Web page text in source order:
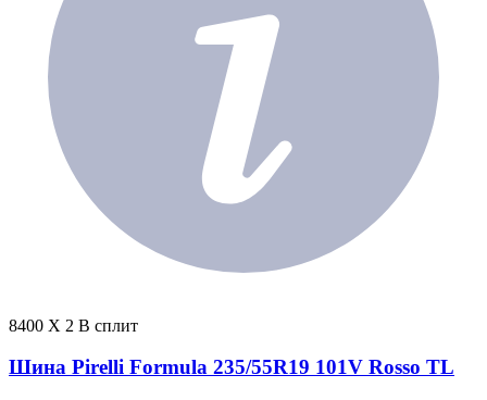
8400 X 2 В сплит
Шина Pirelli Formula 235/55R19 101V Rosso TL